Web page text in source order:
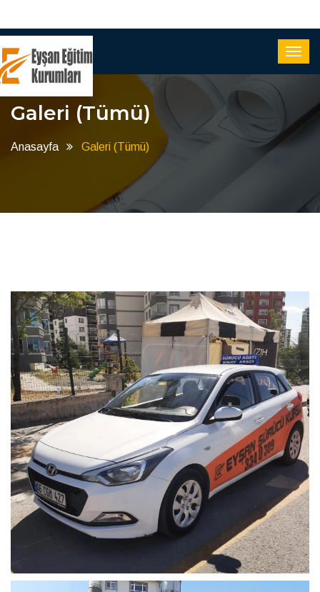
Galeri (Tümü)
Anasayfa Galeri (Tümü)